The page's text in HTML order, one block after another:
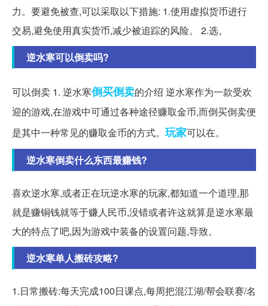
力。要避免被查,可以采取以下措施: 1.使用虚拟货币进行
交易,避免使用真实货币,减少被追踪的风险。 2.选。
逆水寒可以倒卖吗?
可以倒卖 1. 逆水寒倒买倒卖的介绍 逆水寒作为一款受欢
迎的游戏,在游戏中可通过各种途径赚取金币,而倒买倒卖便
是其中一种常见的赚取金币的方式。 玩家可以在。
逆水寒倒卖什么东西最赚钱?
喜欢逆水寒,或者正在玩逆水寒的玩家,都知道一个道理,那
就是赚铜钱就等于赚人民币,没错或者许这就算是逆水寒最
大的特点了吧,因为游戏中装备的设置问题,导致。
逆水寒单人搬砖攻略?
1.日常搬砖:每天完成100日课点,每周把混江湖/帮会联赛/名